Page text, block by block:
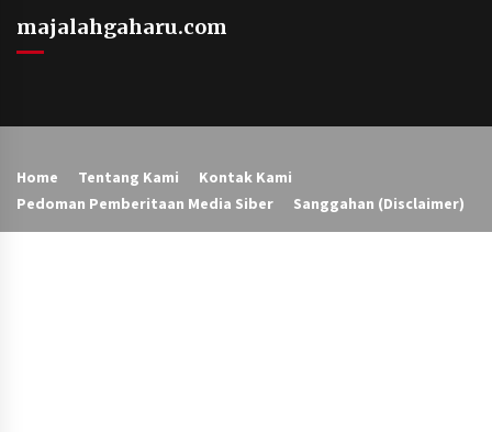
majalahgaharu.com
Home Tentang Kami
Kontak Kami
Pedoman Pemberitaan Media Siber
Sanggahan (Disclaimer)